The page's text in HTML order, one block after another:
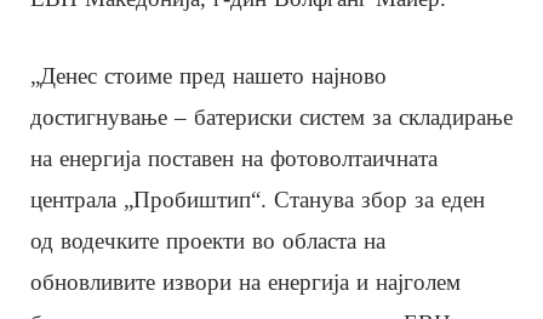
„Денес стоиме пред нашето најново
достигнување – батериски систем за складирање
на енергија поставен на фотоволтаичната
централа „Пробиштип“. Станува збор за еден
од водечките проекти во областа на
обновливите извори на енергија и најголем